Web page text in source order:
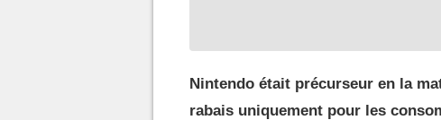
Nintendo était précurseur en la
rabais uniquement pour les